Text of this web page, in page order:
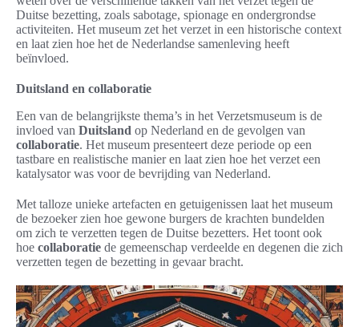
Duitse bezetting, zoals sabotage, spionage en ondergrondse
activiteiten. Het museum zet het verzet in een historische context
en laat zien hoe het de Nederlandse samenleving heeft
beïnvloed.
Duitsland en collaboratie
Een van de belangrijkste thema’s in het Verzetsmuseum is de
invloed van Duitsland op Nederland en de gevolgen van
collaboratie. Het museum presenteert deze periode op een
tastbare en realistische manier en laat zien hoe het verzet een
katalysator was voor de bevrijding van Nederland.
Met talloze unieke artefacten en getuigenissen laat het museum
de bezoeker zien hoe gewone burgers de krachten bundelden
om zich te verzetten tegen de Duitse bezetters. Het toont ook
hoe collaboratie de gemeenschap verdeelde en degenen die zich
verzetten tegen de bezetting in gevaar bracht.